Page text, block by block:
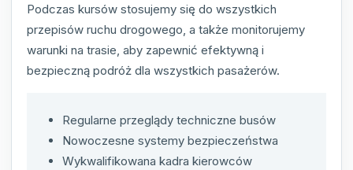
Podczas kursów stosujemy się do wszystkich
przepisów ruchu drogowego, a także monitorujemy
warunki na trasie, aby zapewnić efektywną i
bezpieczną podróż dla wszystkich pasażerów.
Regularne przeglądy techniczne busów
Nowoczesne systemy bezpieczeństwa
Wykwalifikowana kadra kierowców